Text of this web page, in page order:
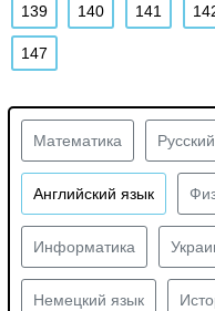
139 140 141
147
Математика
Английский язык
Информатика
Немецкий язык